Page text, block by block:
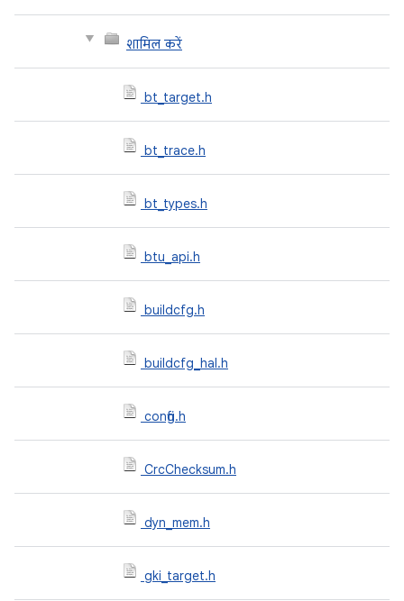
शामिल करें
bt_target.h
bt_trace.h
bt_types.h
btu_api.h
buildcfg.h
buildcfg_hal.h
config.h
CrcChecksum.h
dyn_mem.h
gki_target.h